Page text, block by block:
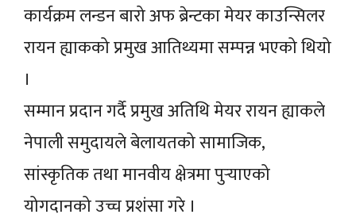
कार्यक्रम लन्डन बारो अफ ब्रेन्टका मेयर काउन्सिलर
रायन ह्याकको प्रमुख आतिथ्यमा सम्पन्न भएको थियो
।
सम्मान प्रदान गर्दै प्रमुख अतिथि मेयर रायन ह्याकले
नेपाली समुदायले बेलायतको सामाजिक,
सांस्कृतिक तथा मानवीय क्षेत्रमा पुर्‍याएको
योगदानको उच्च प्रशंसा गरे ।